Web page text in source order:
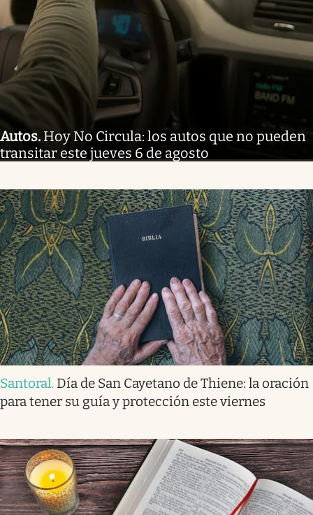
Autos. Hoy No Circula: los autos que no pueden
transitar este jueves 6 de agosto
Santoral. Día de San Cayetano de Thiene: la oración
para tener su guía y protección este viernes